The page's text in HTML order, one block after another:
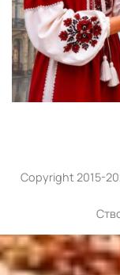
Copyright 2015-